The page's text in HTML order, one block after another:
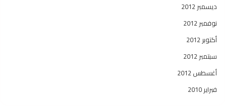
ديسمبر 2012
نوفمبر 2012
أكتوبر 2012
سبتمبر 2012
أغسطس 2012
فبراير 2010